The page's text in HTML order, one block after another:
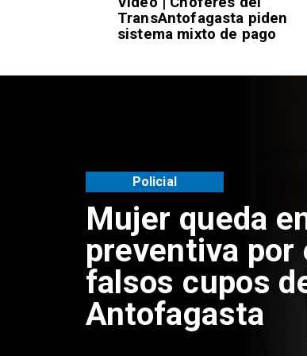
TransAntofagasta piden
sistema mixto de pago
Mujer queda
preventiva
falsos cupos
Antofagasta
Policial